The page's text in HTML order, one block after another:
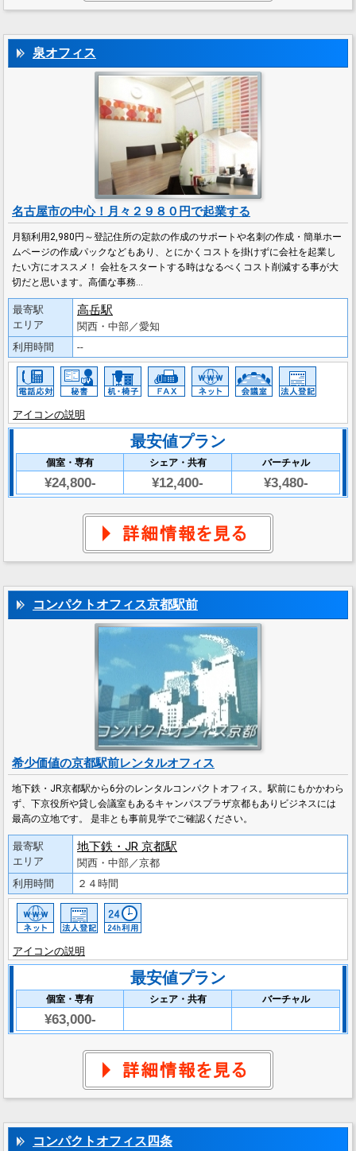
泉オフィス
名古屋市の中心！月々２９８０円で起業する
月額利用2,980円～登記住所の定款の作成のサポートや名刺の作成・簡単ホー
ムページの作成パックなどもあり、とにかくコストを掛けずに会社を起業し
たい方にオススメ！ 会社をスタートする時はなるべくコスト削減する事が大
切だと思います。高価な事務…
最寄駅
エリア
高岳駅
関西・中部／愛知
利用時間
--
アイコンの説明
最安値プラン
個室・専有 シェア・共有 バーチャル
¥24,800- ¥12,400- ¥3,480-
コンパクトオフィス京都駅前
希少価値の京都駅前レンタルオフィス
地下鉄・JR京都駅から6分のレンタルコンパクトオフィス。駅前にもかかわら
ず、下京役所や貸し会議室もあるキャンパスプラザ京都もありビジネスには
最高の立地です。 是非とも事前見学でご確認ください。
最寄駅
エリア
地下鉄・JR 京都駅
関西・中部／京都
利用時間
２４時間
アイコンの説明
最安値プラン
個室・専有 シェア・共有 バーチャル
¥63,000-
コンパクトオフィス四条